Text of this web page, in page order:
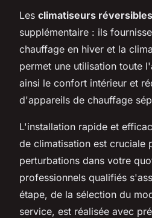
Les climatiseurs réversibles
supplémentaire : ils
chauffage en hiver et la
permet une utilisation toute
ainsi le confort intérieur et
d'appareils de chauffage
L'installation rapide et
de climatisation est cruciale
perturbations dans votre
professionnels qualifiés
étape, de la sélection du
service, est réalisée avec